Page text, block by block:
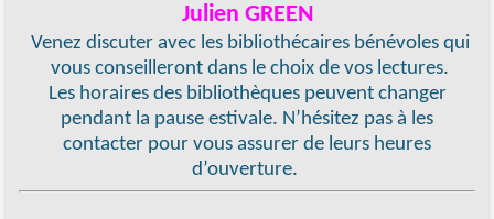
Julien GREEN
Venez discuter avec les bibliothécaires bénévoles qui
vous conseilleront dans le choix de vos lectures.
Les horaires des bibliothèques peuvent changer
pendant la pause estivale. N’hésitez pas à les
contacter pour vous assurer de leurs heures
d’ouverture.